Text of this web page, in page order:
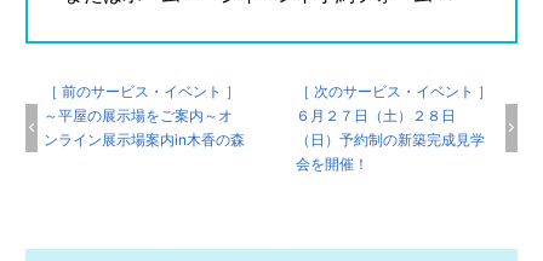
［ 前のサービス・イベント ］
～平屋の展示場をご案内～オ
ンライン展示場案内in木香の森
［ 次のサービス・イベント ］
６月２７日（土）２８日
（日）予約制の新築完成見学
会を開催！